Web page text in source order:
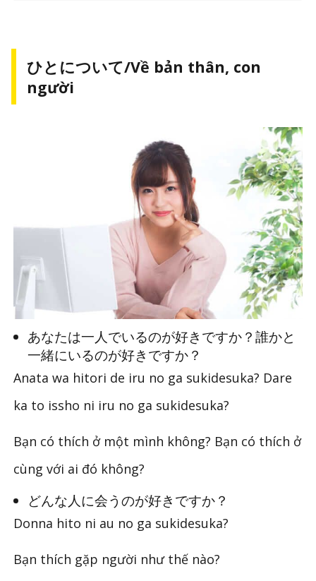
ひとについて/Về bản thân, con
người
あなたは一人でいるのが好きですか？誰かと
一緒にいるのが好きですか？
Anata wa hitori de iru no ga sukidesuka? Dare
ka to issho ni iru no ga sukidesuka?
Bạn có thích ở một mình không? Bạn có thích ở
cùng với ai đó không?
どんな人に会うのが好きですか？
Donna hito ni au no ga sukidesuka?
Bạn thích gặp người như thế nào?